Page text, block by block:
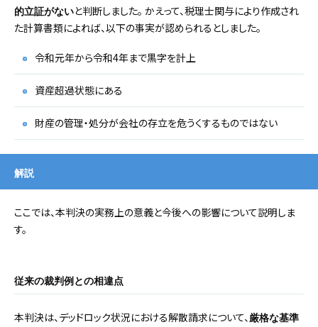
的立証がないと判断しました。 かえって、税理士関与により作成され
た計算書類によれば、以下の事実が認められるとしました。
令和元年から令和4年まで黒字を計上
資産超過状態にある
財産の管理・処分が会社の存立を危うくするものではない
解説
ここでは、本判決の実務上の意義と今後への影響について説明しま
す。
従来の裁判例との相違点
本判決は、デッドロック状況における解散請求について、 厳格な基準